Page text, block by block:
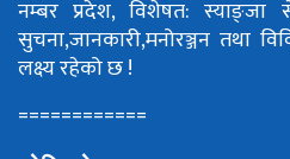
नम्बर प्रदेश, विशेषत: स्याङ्जा
सुचना,जानकारी,मनोरञ्जन तथा
लक्ष्य रहेको छ !
============